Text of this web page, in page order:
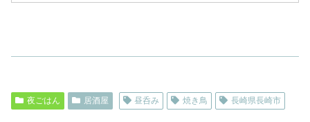
夜ごはん 居酒屋 昼呑み 焼き鳥 長崎県長崎市